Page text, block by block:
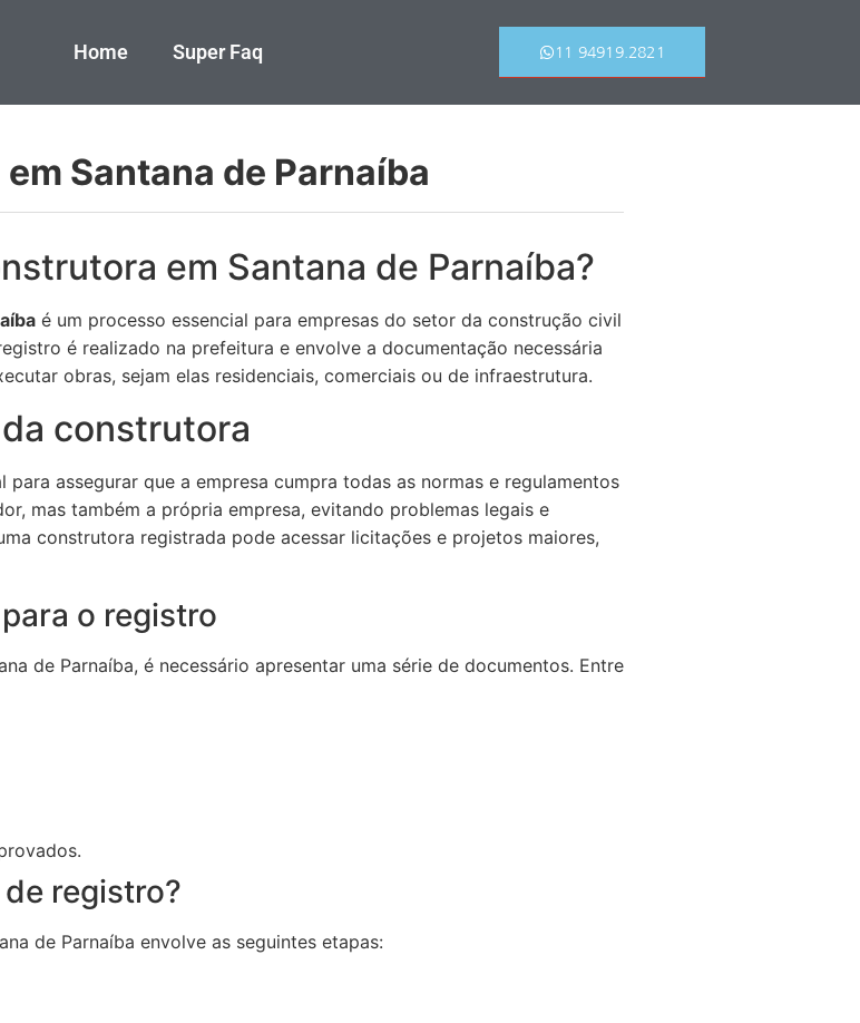
Home Super Faq 11 94919.2821
Santana de Parnaíba
em Santana de Parnaíba?
é um processo essencial para empresas do setor da construção civil
é realizado na prefeitura e envolve a documentação necessária
obras, sejam elas residenciais, comerciais ou de infraestrutura.
construtora
assegurar que a empresa cumpra todas as normas e regulamentos
mas também a própria empresa, evitando problemas legais e
construtora registrada pode acessar licitações e projetos maiores,
o registro
de Parnaíba, é necessário apresentar uma série de documentos. Entre
registro?
de Parnaíba envolve as seguintes etapas: